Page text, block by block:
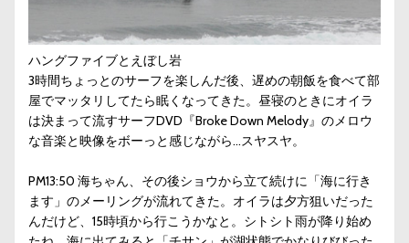
ハングファイブとえぼし岩
3時間ちょっとのサーフを楽しんだ後、遅めの朝飯を食べて部
屋でマッタリしてたら眠くなってきた。昼寝のときにオイラ
は決まって流すサーフDVD『Broke Down Melody』のメロウ
な音楽と映像をボーっと感じながら…スヤスヤ。
PM13:50 海ちゃん、その後ショウから立て続けに「海に行き
ます」のメーリングが流れてきた。オイラは夕方狙いだった
んだけど、15時頃から行こうかなと。シトシト雨が降り始め